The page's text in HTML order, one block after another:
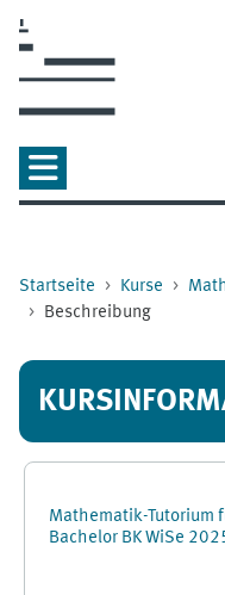
Startseite Kurse
Beschreibung
Mathematik-Tutorium
Bachelor BK WiSe